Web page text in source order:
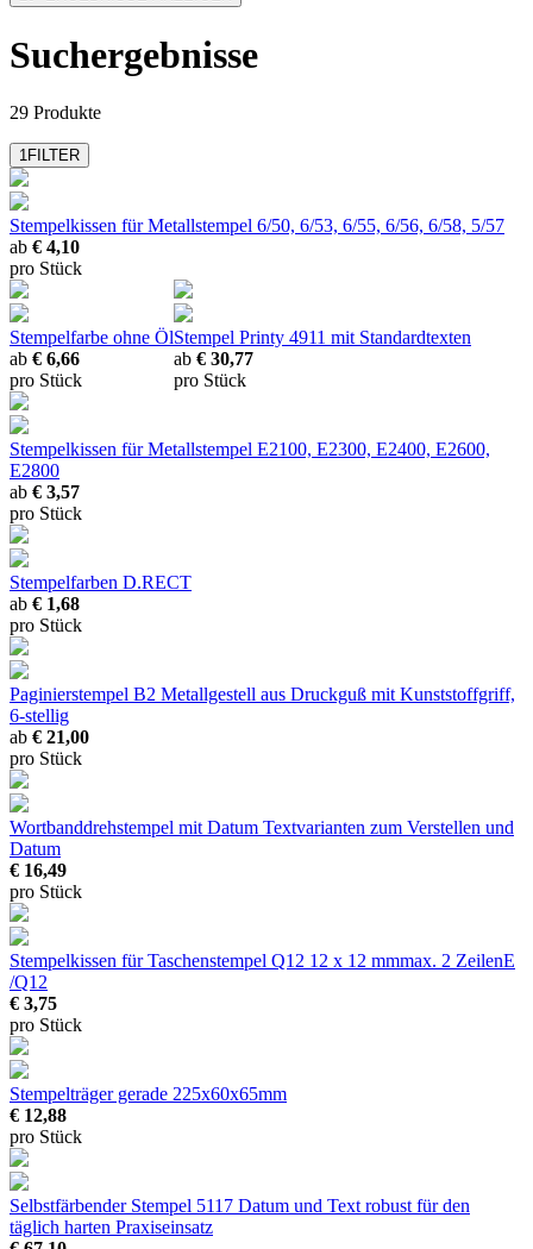
d.rect
Maul
mehr anzeigen
Suchergebnisse
29 Produkte
1FILTER
Stempelkissen für Metallstempel 6/50, 6/53, 6/55, 6/56, 6/58, 5/57
ab € 4,10
pro Stück
Stempelfarbe ohne Öl
ab € 6,66
pro Stück
Stempel Printy 4911 mit Standardtexten
ab € 30,77
pro Stück
Stempelkissen für Metallstempel E2100, E2300, E2400, E2600,
E2800
ab € 3,57
pro Stück
Stempelfarben D.RECT
ab € 1,68
pro Stück
Paginierstempel B2 Metallgestell aus Druckguß mit Kunststoffgriff,
6-stellig
ab € 21,00
pro Stück
Wortbanddrehstempel mit Datum Textvarianten zum Verstellen und
Datum
€ 16,49
pro Stück
Stempelkissen für Taschenstempel Q12 12 x 12 mmmax. 2 ZeilenE
/Q12
€ 3,75
pro Stück
Stempelträger gerade 225x60x65mm
€ 12,88
pro Stück
Selbstfärbender Stempel 5117 Datum und Text robust für den
täglich harten Praxiseinsatz